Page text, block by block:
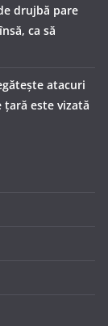
drujbă pare
ca să
atacuri
țară este vizată